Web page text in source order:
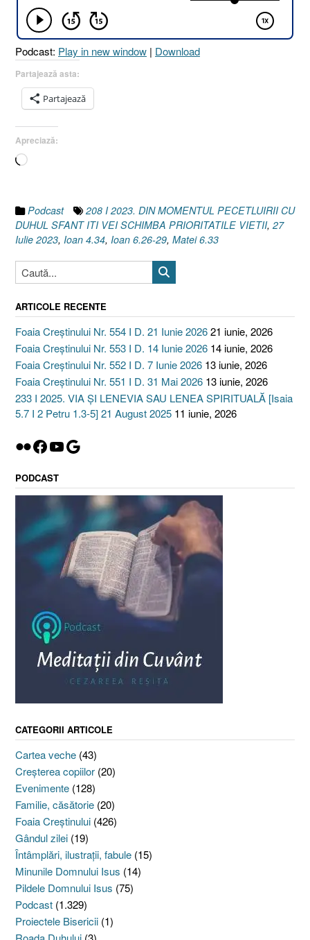
DUHUL
ÎȚI
Matei
6.33]”
Podcast: Play in new window | Download
Partajează asta:
Partajează
Apreciază:
Încarc...
Podcast
208 I 2023. DIN MOMENTUL PECETLUIRII CU
DUHUL SFANT ITI VEI SCHIMBA PRIORITATILE VIETII, 27
Iulie 2023, Ioan 4.34, Ioan 6.26-29, Matei 6.33
ARTICOLE RECENTE
Foaia Creștinului Nr. 554 I D. 21 Iunie 202621 iunie, 2026
Foaia Creștinului Nr. 553 I D. 14 Iunie 2026 14 iunie, 2026
Foaia Creștinului Nr. 552 I D. 7 Iunie 2026 13 iunie, 2026
Foaia Creștinului Nr. 551 I D. 31 Mai 2026 13 iunie, 2026
233 I 2025. VIA ȘI LENEVIA SAU LENEA SPIRITUALĂ [Isaia
5.7 I 2 Petru 1.3-5] 21 August 2025 11 iunie, 2026
Flickr
Facebook
YouTube
Google
PODCAST
CATEGORII ARTICOLE
Cartea veche (43)
Creşterea copiilor (20)
Evenimente (128)
Familie, căsătorie (20)
Foaia Creştinului (426)
Gândul zilei (19)
Întâmplări, ilustraţii, fabule (15)
Minunile Domnului Isus (14)
Pildele Domnului Isus (75)
Podcast (1.329)
Proiectele Bisericii (1)